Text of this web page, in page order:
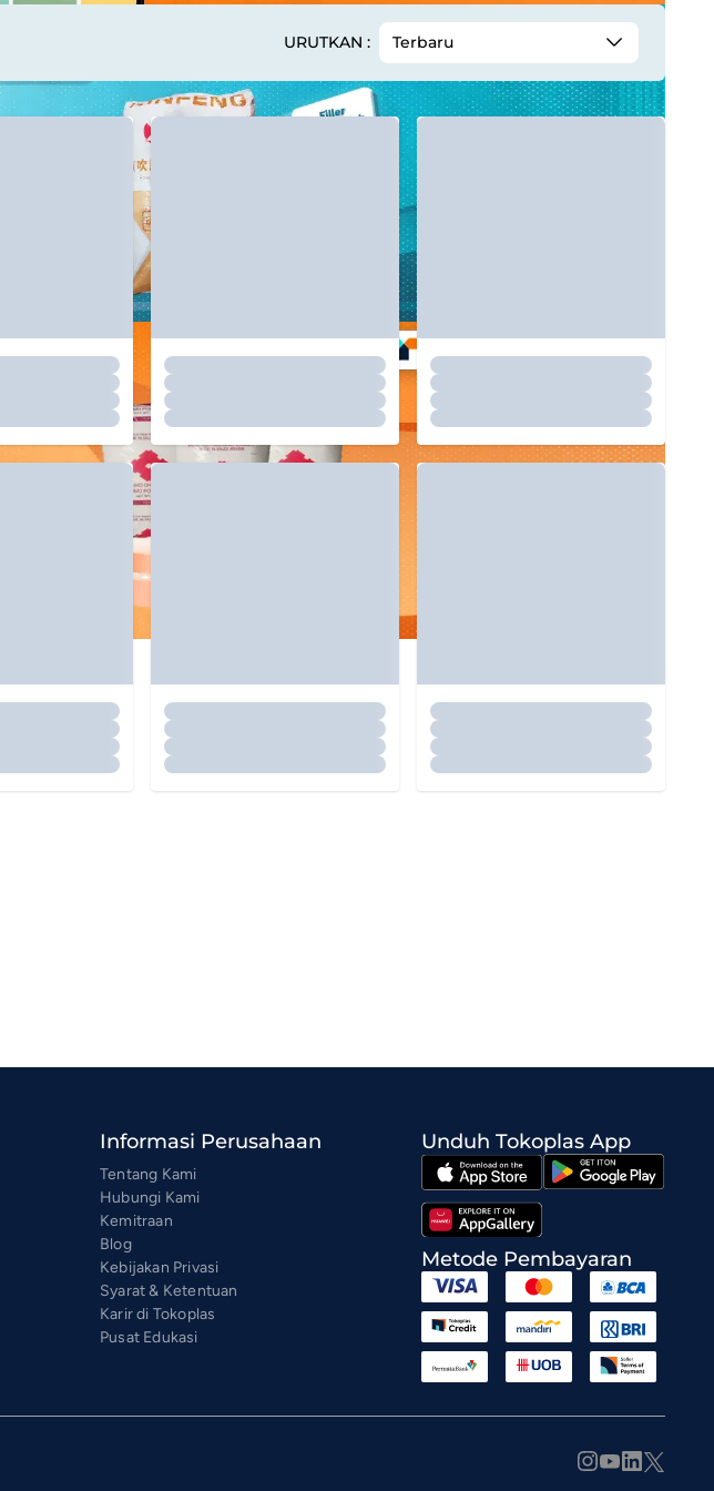
URUTKAN : Terbaru
Informasi Perusahaan
Tentang Kami
Hubungi Kami
Kemitraan
Blog
Kebijakan Privasi
Syarat & Ketentuan
Karir di Tokoplas
Pusat Edukasi
Unduh Tokoplas App
Metode Pembayaran